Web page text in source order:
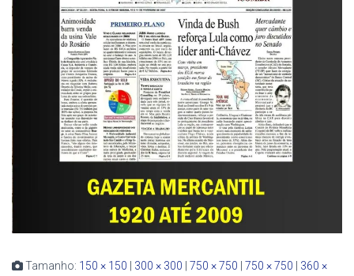
Tamanho: 150 × 150 300 × 300 750 × 750 750 × 750
360 ×